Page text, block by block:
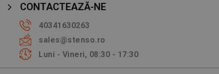
CONTACTEAZĂ-NE
40341630263
sales@stenso.ro
Luni - Vineri, 08:30 - 17:30